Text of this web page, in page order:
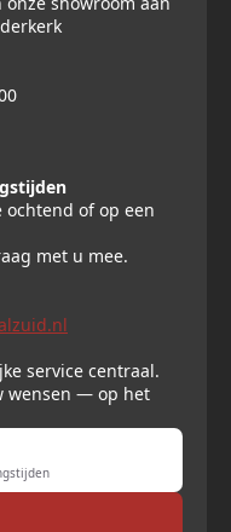
ochtend of op een
met u mee.
service centraal.
wensen — op het